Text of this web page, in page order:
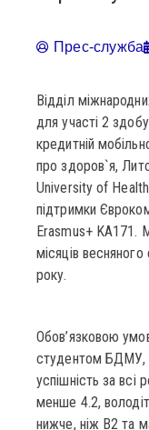
Прес-служба
Відділ
для участі 2
кредитній
про здоров`я,
University of
підтримки
Erasmus+ KA171.
місяців
року.
Обов’язковою
студентом БДМУ,
успішність за всі
менше 4.2,
нижче, ніж В2 та